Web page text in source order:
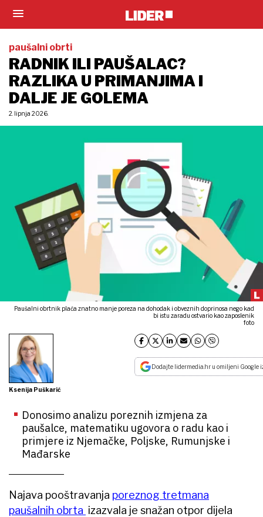
paušalni obrti
RADNIK ILI PAUŠALAC?
RAZLIKA U PRIMANJIMA I
DALJE JE GOLEMA
2. lipnja 2026.
Paušalni obrtnik plaća znatno manje poreza na dohodak i obveznih doprinosa nego kad
bi istu zaradu ostvario kao zaposlenik
foto
Ksenija Puškarić
Dodajte lidermedia.hr u omiljeni Google
Donosimo analizu poreznih izmjena za
paušalce, matematiku ugovora o radu kao i
primjere iz Njemačke, Poljske, Rumunjske i
Mađarske
Najava pooštravanja poreznog tretmana
paušalnih obrta izazvala je snažan otpor dijela